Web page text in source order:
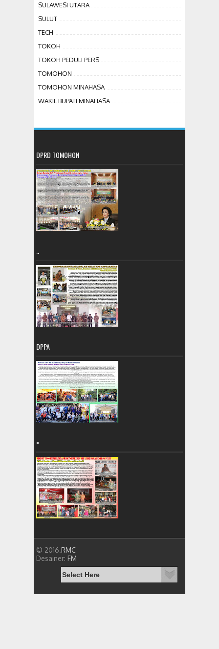
SULAWESI UTARA
SULUT
TECH
TOKOH
TOKOH PEDULI PERS
TOMOHON
TOMOHON MINAHASA
WAKIL BUPATI MINAHASA
DPRD TOMOHON
DPPA
=
© 2016.RMC
Desainer: FM